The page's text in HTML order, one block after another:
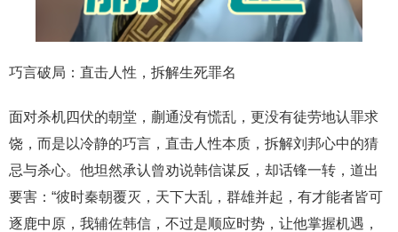
巧言破局：直击人性，拆解生死罪名
面对杀机四伏的朝堂，蒯通没有慌乱，更没有徒劳地认罪求
饶，而是以冷静的巧言，直击人性本质，拆解刘邦心中的猜
忌与杀心。他坦然承认曾劝说韩信谋反，却话锋一转，道出
要害：“彼时秦朝覆灭，天下大乱，群雄并起，有才能者皆可
逐鹿中原，我辅佐韩信，不过是顺应时势，让他掌握机遇，